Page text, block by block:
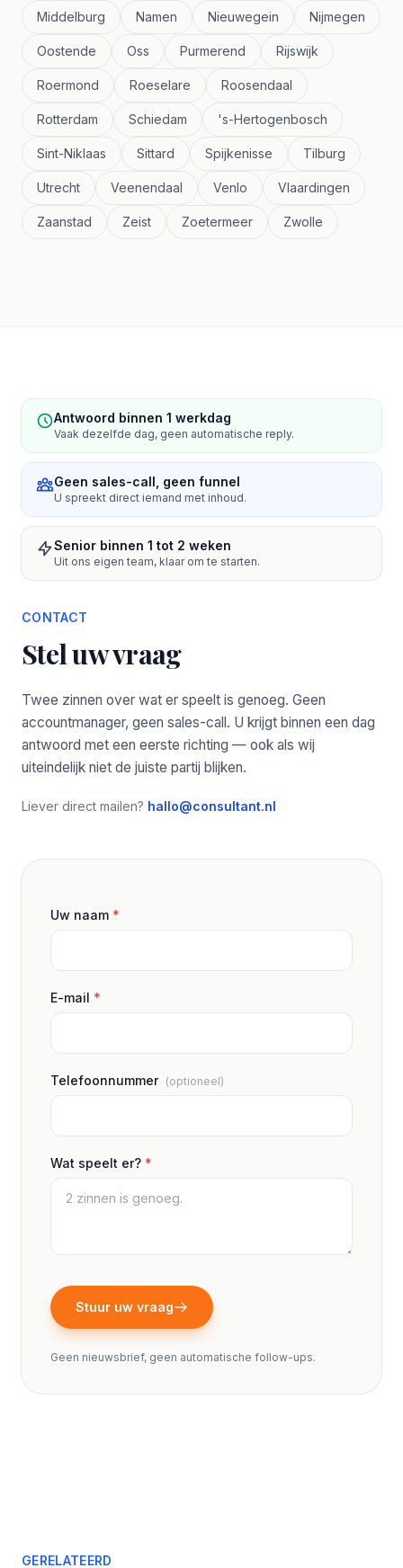
Middelburg Namen Nieuwegein Nijmegen
Oostende Oss Purmerend Rijswijk
Roermond Roeselare Roosendaal
Rotterdam Schiedam 's-Hertogenbosch
Sint-Niklaas Sittard Spijkenisse Tilburg
Utrecht Veenendaal Venlo Vlaardingen
Zaanstad Zeist Zoetermeer Zwolle
Antwoord binnen 1 werkdag
Vaak dezelfde dag, geen automatische reply.
Geen sales-call, geen funnel
U spreekt direct iemand met inhoud.
Senior binnen 1 tot 2 weken
Uit ons eigen team, klaar om te starten.
CONTACT
Stel uw vraag
Twee zinnen over wat er speelt is genoeg. Geen
accountmanager, geen sales-call. U krijgt binnen een dag
antwoord met een eerste richting — ook als wij
uiteindelijk niet de juiste partij blijken.
Liever direct mailen? hallo@consultant.nl
Uw naam *
E-mail *
Telefoonnummer (optioneel)
Wat speelt er? *
Stuur uw vraag
Geen nieuwsbrief, geen automatische follow-ups.
GERELATEERD